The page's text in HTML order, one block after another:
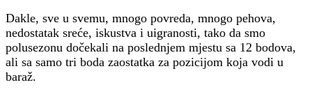
Dakle, sve u svemu, mnogo povreda, mnogo pehova,
nedostatak sreće, iskustva i uigranosti, tako da smo
polusezonu dočekali na poslednjem mjestu sa 12 bodova,
ali sa samo tri boda zaostatka za pozicijom koja vodi u
baraž.